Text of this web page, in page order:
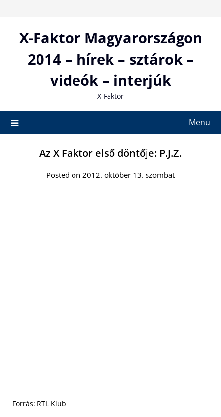
contentX-Faktor Magyarországon
2014 – hírek – sztárok –
videók – interjúk
X-Faktor
Menu
Az X Faktor első döntője: P.J.Z.
Posted on 2012. október 13. szombat
Forrás: RTL Klub